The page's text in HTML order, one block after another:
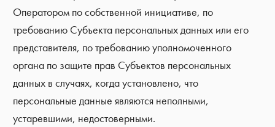
Оператором по собственной инициативе, по
требованию Субъекта персональных данных или его
представителя, по требованию уполномоченного
органа по защите прав Субъектов персональных
данных в случаях, когда установлено, что
персональные данные являются неполными,
устаревшими, недостоверными.